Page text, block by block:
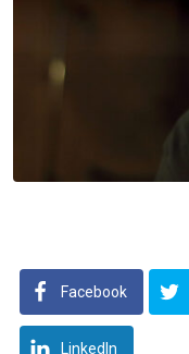
Facebook
LinkedIn